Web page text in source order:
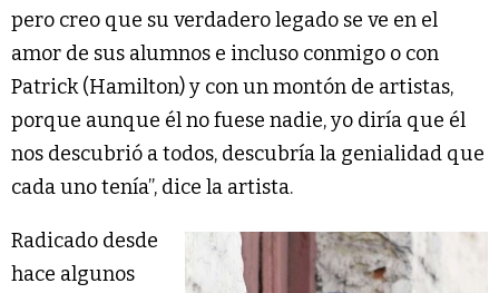
pero creo que su verdadero legado se ve en el
amor de sus alumnos e incluso conmigo o con
Patrick (Hamilton) y con un montón de artistas,
porque aunque él no fuese nadie, yo diría que él
nos descubrió a todos, descubría la genialidad que
cada uno tenía”, dice la artista.
Radicado desde
hace algunos